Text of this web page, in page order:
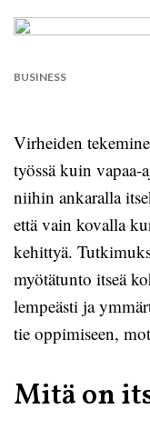
BUSINESS
Virheiden
työssä kuin
niihin ankaralla
että vain kovalla
kehittyä.
myötätunto itseä
lempeästi ja
tie oppimiseen,
Mitä on